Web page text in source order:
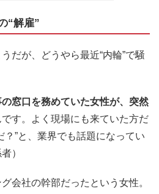
“解雇”
だが、どうやら最近“内輪”で騒
窓口を務めていた女性が、突然
です。よく現場にも来ていた方だ
？”と、業界でも話題になってい
）
会社の幹部だったという女性。